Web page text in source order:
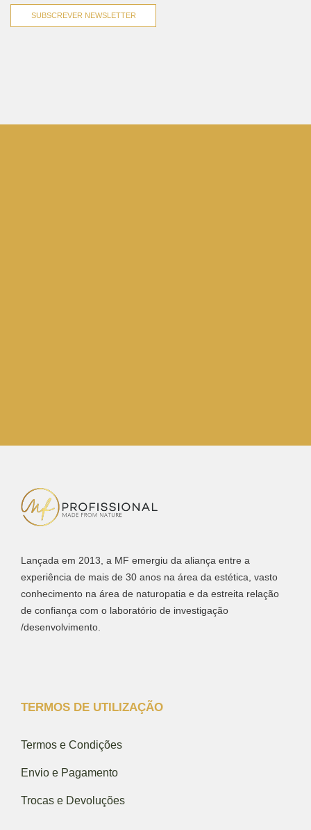
Lançada em 2013, a MF emergiu da aliança entre a
experiência de mais de 30 anos na área da estética, vasto
conhecimento na área de naturopatia e da estreita relação
de confiança com o laboratório de investigação
/desenvolvimento.
TERMOS DE UTILIZAÇÃO
Termos e Condições
Envio e Pagamento
Trocas e Devoluções